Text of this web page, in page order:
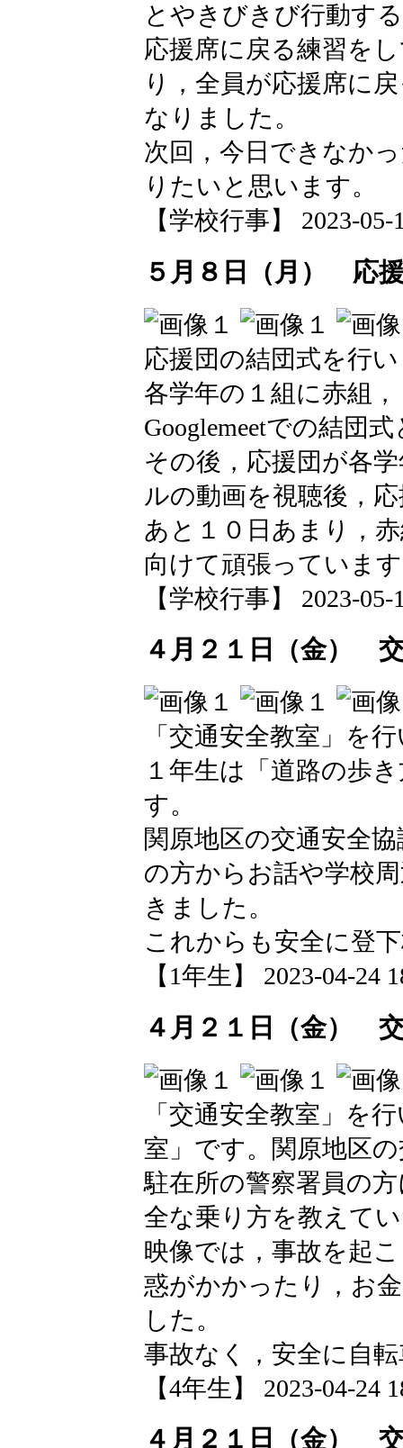
とやきびきび行動す
応援席に戻る練習を
り，全員が応援席に
なりました。
次回，今日できなか
りたいと思います。
【学校行事】 2023-05-
５月８日（月） 応
応援団の結団式を行
各学年の１組に赤組
Googlemeetでの結団
その後，応援団が各
ルの動画を視聴後，
あと１０日あまり，
向けて頑張っていま
【学校行事】 2023-05-
４月２１日（金）
「交通安全教室」を
１年生は「道路の歩
す。
関原地区の交通安全
の方からお話や学校
きました。
これからも安全に登
【1年生】 2023-04-24
４月２１日（金）
「交通安全教室」を
室」です。関原地区
駐在所の警察署員の
全な乗り方を教えて
映像では，事故を起
惑がかかったり，お
した。
事故なく，安全に自
【4年生】 2023-04-24
４月２１日（金）